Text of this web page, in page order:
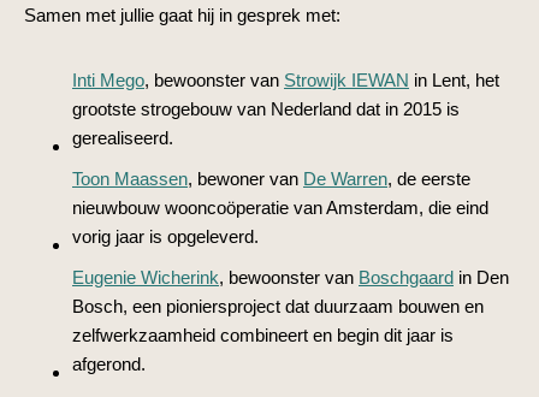
Samen met jullie gaat hij in gesprek met:
Inti Mego, bewoonster van Strowijk IEWAN in Lent, het
grootste strogebouw van Nederland dat in 2015 is
gerealiseerd.
Toon Maassen, bewoner van De Warren, de eerste
nieuwbouw wooncoöperatie van Amsterdam, die eind
vorig jaar is opgeleverd.
Eugenie Wicherink, bewoonster van Boschgaard in Den
Bosch, een pioniersproject dat duurzaam bouwen en
zelfwerkzaamheid combineert en begin dit jaar is
afgerond.